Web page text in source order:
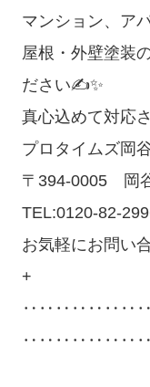
マンション、ア
屋根・外壁塗装
ださい✍✨
真心込めて対応
プロタイムズ岡
〒394-0005 岡
TEL:0120-82-
お気軽にお問い
+